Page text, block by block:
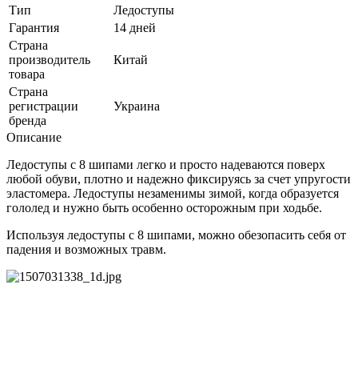
Тип
Ледоступы
Гарантия
14 дней
Страна
производитель
товара
Китай
Страна
регистрации
бренда
Украина
Описание
Ледоступы с 8 шипами легко и просто надеваются поверх
любой обуви, плотно и надежно фиксируясь за счет упругости
эластомера. Ледоступы незаменимы зимой, когда образуется
гололед и нужно быть особенно осторожным при ходьбе.
Используя ледоступы с 8 шипами, можно обезопасить себя от
падения и возможных травм.